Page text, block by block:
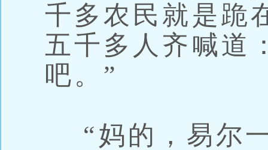
千多农民就是跪
五千多人齐喊道
吧。”
“妈的，易尔